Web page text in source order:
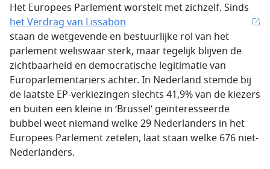
Het Europees Parlement worstelt met zichzelf. Sinds
het Verdrag van Lissabon
staan de wetgevende en bestuurlijke rol van het
parlement weliswaar sterk, maar tegelijk blijven de
zichtbaarheid en democratische legitimatie van
Europarlementariërs achter. In Nederland stemde bij
de laatste EP-verkiezingen slechts 41,9% van de kiezers
en buiten een kleine in ‘Brussel’ geïnteresseerde
bubbel weet niemand welke 29 Nederlanders in het
Europees Parlement zetelen, laat staan welke 676 niet-
Nederlanders.